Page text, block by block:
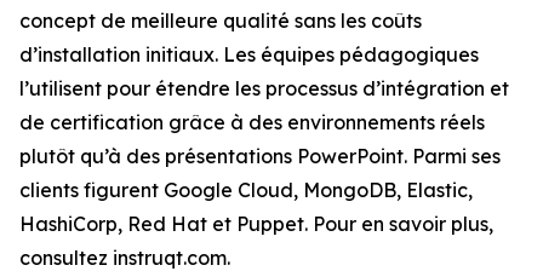
concept de meilleure qualité sans les coûts
d’installation initiaux. Les équipes pédagogiques
l’utilisent pour étendre les processus d’intégration et
de certification grâce à des environnements réels
plutôt qu’à des présentations PowerPoint. Parmi ses
clients figurent Google Cloud, MongoDB, Elastic,
HashiCorp, Red Hat et Puppet. Pour en savoir plus,
consultez instruqt.com.